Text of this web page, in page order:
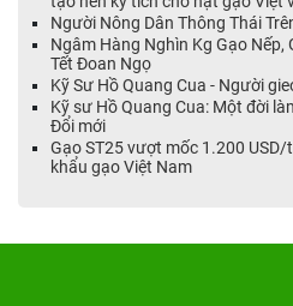
Người Nông Dân Thông Thái
Ngâm Hàng Nghìn Kg Gạo Nếp,
Tết Đoan Ngọ
Kỹ Sư Hồ Quang Cua - Người
Kỹ sư Hồ Quang Cua: Một đời
Đổi mới
Gạo ST25 vượt mốc 1.200
khẩu gạo Việt Nam